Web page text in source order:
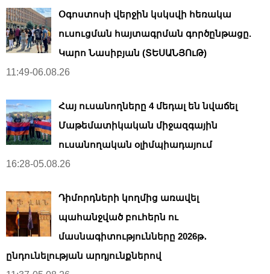
Օգոստոսի վերջին կսկսվի հեռակա
ուսուցման հայտագրման գործընթացը.
Կարո Նասիբյան (ՏԵՍԱՆՅՈւԹ)
11:49-06.08.26
Հայ ուսանողները 4 մեդալ են նվաճել
Մաթեմատիկական միջազգային
ուսանողական օլիմպիադայում
16:28-05.08.26
Դիմորդների կողմից առավել
պահանջված բուհերն ու
մասնագիտությունները 2026թ․
ընդունելության արդյունքներով